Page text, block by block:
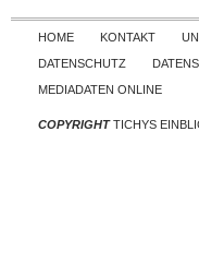
HOME KONTAKT
DATENSCHUTZ
MEDIADATEN ONLINE
COPYRIGHTTICHYS